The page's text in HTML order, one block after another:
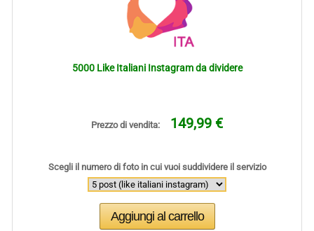
5000 Like Italiani Instagram da dividere
Prezzo di vendita: 149,99 €
Scegli il numero di foto in cui vuoi suddividere il servizio